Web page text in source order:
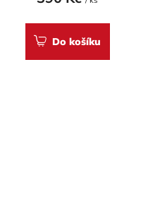
Do košíku